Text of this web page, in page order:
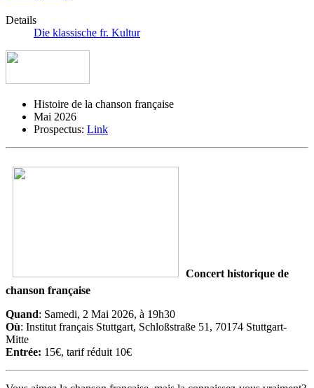
Details
Die klassische fr. Kultur
Histoire de la chanson française
Mai 2026
Prospectus: Link
Concert historique de
chanson française
Quand: Samedi, 2 Mai 2026, à 19h30
Où: Institut français Stuttgart, Schloßstraße 51, 70174 Stuttgart-
Mitte
Entrée: 15€, tarif réduit 10€